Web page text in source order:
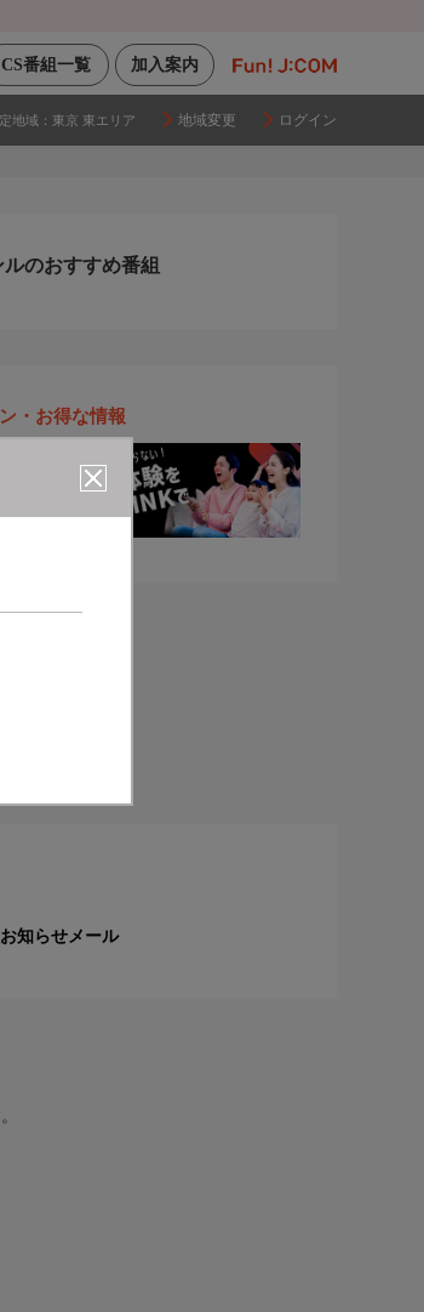
加入案内
CS番組一覧
地域： 東京 東エリア 地域変更 ログイン
ルのおすすめ番組
・お得な情報
知らせメール